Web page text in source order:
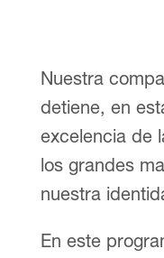
Nuestra
detiene, en
excelencia de
los grandes
nuestra
En este